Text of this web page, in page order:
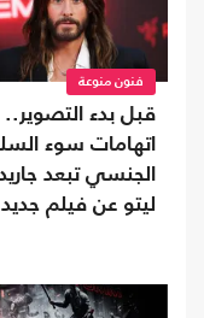
فنون منوعة
قبل بدء التصوير..
اتهامات سوء
الجنسي تبعد
ليتو عن فيلم جديد